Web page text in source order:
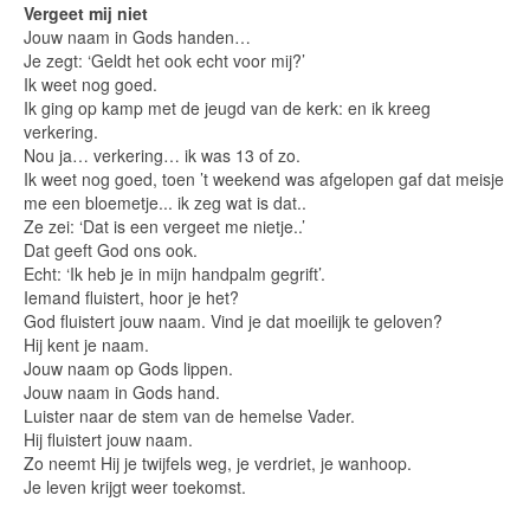
Vergeet mij niet
Jouw naam in Gods handen…
Je zegt: ‘Geldt het ook echt voor mij?’
Ik weet nog goed.
Ik ging op kamp met de jeugd van de kerk: en ik kreeg
verkering.
Nou ja… verkering… ik was 13 of zo.
Ik weet nog goed, toen ’t weekend was afgelopen gaf dat meisje
me een bloemetje... ik zeg wat is dat..
Ze zei: ‘Dat is een vergeet me nietje..’
Dat geeft God ons ook.
Echt: ‘Ik heb je in mijn handpalm gegrift’.
Iemand fluistert, hoor je het?
God fluistert jouw naam. Vind je dat moeilijk te geloven?
Hij kent je naam.
Jouw naam op Gods lippen.
Jouw naam in Gods hand.
Luister naar de stem van de hemelse Vader.
Hij fluistert jouw naam.
Zo neemt Hij je twijfels weg, je verdriet, je wanhoop.
Je leven krijgt weer toekomst.